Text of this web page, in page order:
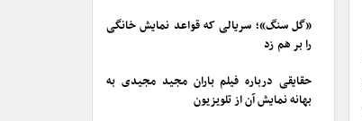
«گل سنگ»؛ سریالی که قواعد نمایش خانگی
را بر هم زد
حقایقی درباره فیلم باران مجید مجیدی به
بهانه نمایش آن از تلویزیون